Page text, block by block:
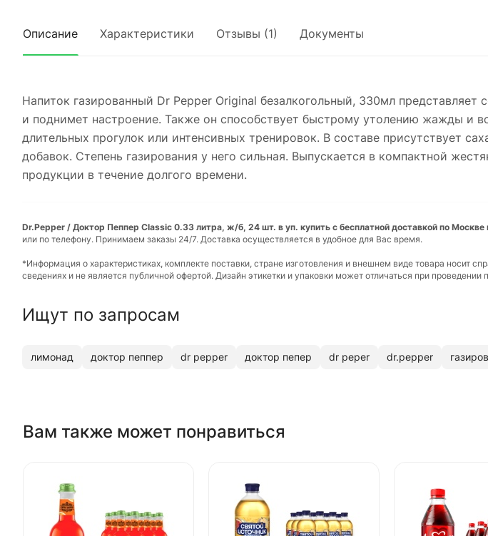
Описание Характеристики Отзывы (1) Документы
Напиток газированный Dr Pepper Original безалкогольный, 330мл
и поднимет настроение. Также он способствует быстрому утолению жажды и
длительных прогулок или интенсивных тренировок. В составе присутствует
добавок. Степень газирования у него сильная. Выпускается в компактной
продукции в течение долгого времени.
Dr.Pepper / Доктор Пеппер Classic 0.33 литра, ж/б, 24 шт. в уп. купить с бесплатной доставкой по Москве
или по телефону. Принимаем заказы 24/7. Доставка осуществляется в удобное для Вас время.
*Информация о характеристиках, комплекте поставки, стране изготовления и внешнем виде товара носит
сведениях и не является публичной офертой. Дизайн этикетки и упаковки может отличаться при
Ищут по запросам
лимонад доктор пеппер dr pepper доктор пепер dr peper dr.pepper
Вам также может понравиться